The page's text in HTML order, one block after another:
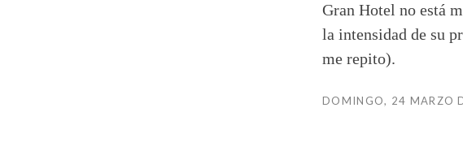
Gran Hotel no está
la intensidad de su
me repito).
DOMINGO, 24 MARZO